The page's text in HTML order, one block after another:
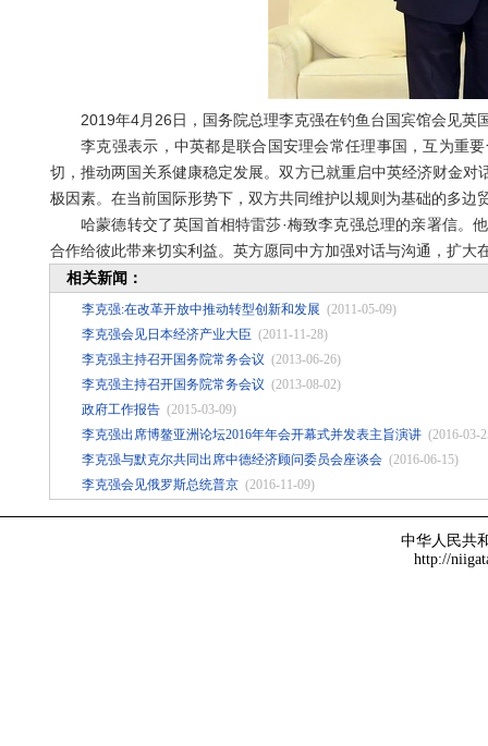
2019年4月26日，国务院总理李克强在钓鱼台国宾馆会见英
李克强表示，中英都是联合国安理会常任理事国，互为重要
切，推动两国关系健康稳定发展。双方已就重启中英经济财金
极因素。在当前国际形势下，双方共同维护以规则为基础的多边
哈蒙德转交了英国首相特雷莎·梅致李克强总理的亲署信。
合作给彼此带来切实利益。英方愿同中方加强对话与沟通，扩
相关新闻：
李克强:在改革开放中推动转型创新和发展 (2011-05-09)
李克强会见日本经济产业大臣 (2011-11-28)
李克强主持召开国务院常务会议 (2013-06-26)
李克强主持召开国务院常务会议 (2013-08-02)
政府工作报告 (2015-03-09)
李克强出席博鳌亚洲论坛2016年年会开幕式并发表主旨演讲 (2016-03-
李克强与默克尔共同出席中德经济顾问委员会座谈会 (2016-06-15)
李克强会见俄罗斯总统普京 (2016-11-09)
中华人民共
http://